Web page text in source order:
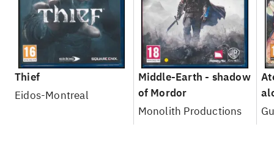
Thief
Eidos-Montreal
Middle-Earth - shadow
of Mordor
Monolith Productions